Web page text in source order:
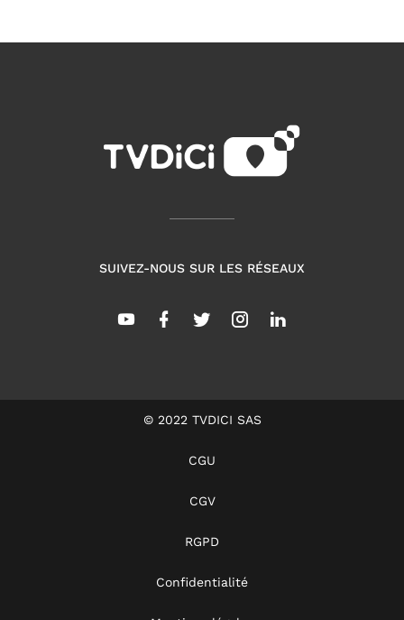
SUIVEZ-NOUS SUR LES RÉSEAUX
© 2022 TVDICI SAS
CGU
CGV
RGPD
Confidentialité